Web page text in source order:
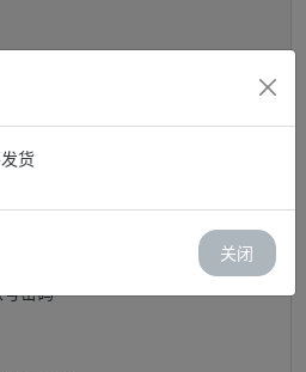
白号｜确保账号安全与可靠
密码
货
关闭